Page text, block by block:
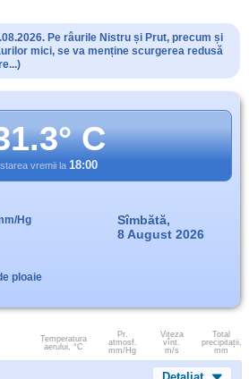
Pe râurile Nistru și Prut, precum și
mici, se va menține scurgerea redusă
C
starea vremii la 18:00
Hg
ploaie
Sîmbătă,
8 August 2026
Temperatura
aerului, °C
Pr.
atmosf.
mm/Hg
Viteza
vînt.
m/s
Total
precipitații,
mm